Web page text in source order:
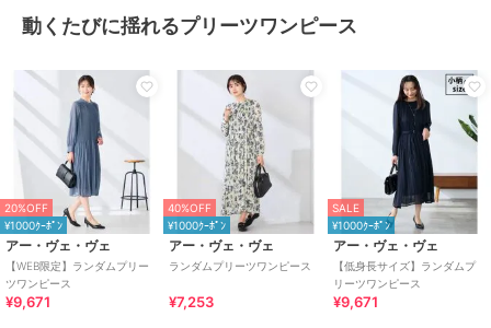
動くたびに揺れるプリーツワンピース
20%OFF
¥1000ｸｰﾎﾟﾝ
アー・ヴェ・ヴェ
【WEB限定】ランダムプリー
ツワンピース
¥9,671
40%OFF
¥1000ｸｰﾎﾟﾝ
アー・ヴェ・ヴェ
ランダムプリーツワンピース
¥7,253
SALE
¥1000ｸｰﾎﾟﾝ
アー・ヴェ・ヴェ
【低身長サイズ】ランダムプ
リーツワンピース
¥9,671